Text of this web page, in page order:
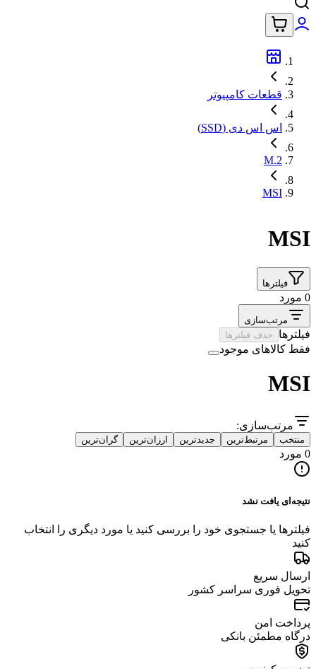
قطعات کامپیوتر
اس اس دی (SSD)
M.2
MSI
MSI
فیلترها
0 مورد
مرتب‌سازی
فیلترها حذف فیلترها
فقط کالاهای موجود
MSI
مرتب‌سازی:
منتخب مرتبط‌ترین جدیدترین ارزان‌ترین گران‌ترین
0 مورد
نتیجه‌ای یافت نشد
فیلترها یا جستجوی خود را بررسی کنید یا مورد دیگری را انتخاب
کنید
ارسال سریع
تحویل فوری سراسر کشور
پرداخت امن
درگاه مطمئن بانکی